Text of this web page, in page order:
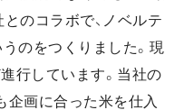
のコラボで、ノベルテ
うのをつくりました。現
行しています。当社の
企画に合った米を仕入